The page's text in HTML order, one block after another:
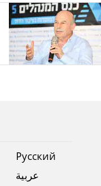
Pусский
عربية